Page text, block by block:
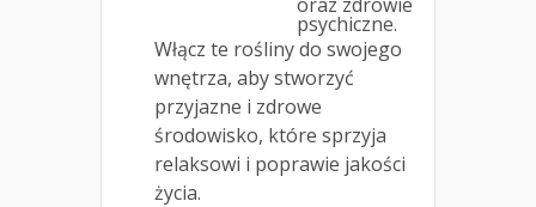
psychiczne.
Włącz te rośliny do swojego
wnętrza, aby stworzyć
przyjazne i zdrowe
środowisko, które sprzyja
relaksowi i poprawie jakości
życia.